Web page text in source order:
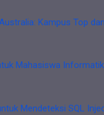
Kampus Top
Mahasiswa
Mendeteksi SQL